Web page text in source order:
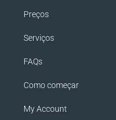
Preços
Serviços
FAQs
Como começar
My Account